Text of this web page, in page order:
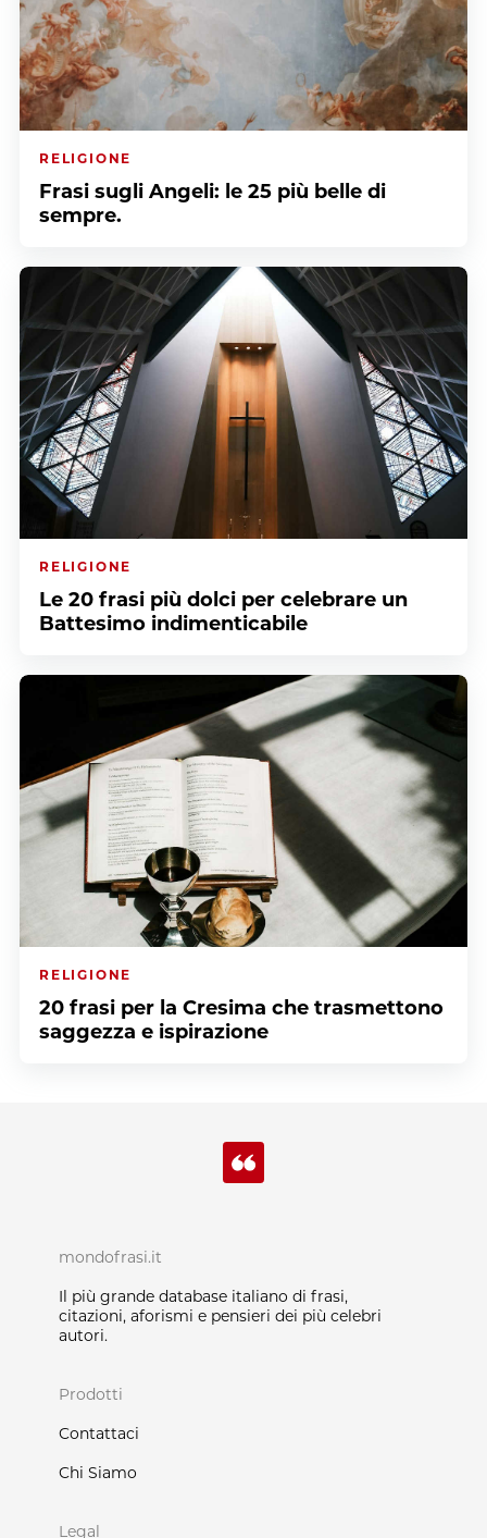
RELIGIONE
Frasi sugli Angeli: le 25 più belle di
sempre.
RELIGIONE
Le 20 frasi più dolci per celebrare un
Battesimo indimenticabile
RELIGIONE
20 frasi per la Cresima che trasmettono
saggezza e ispirazione
mondofrasi.it
Il più grande database italiano di frasi,
citazioni, aforismi e pensieri dei più celebri
autori.
Prodotti
Contattaci
Chi Siamo
Legal